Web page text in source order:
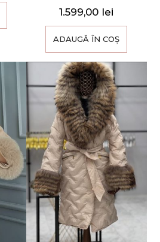
1.599,00 lei
ADAUGĂ ÎN COȘ